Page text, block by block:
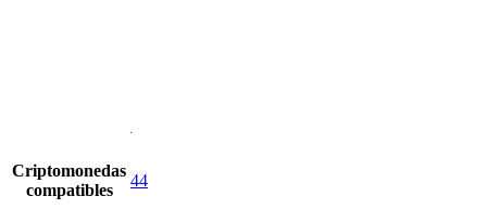
Criptomonedas
compatibles
44